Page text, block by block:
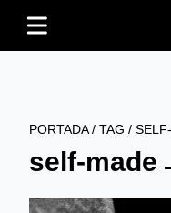
PORTADA/ TAG /
self-made